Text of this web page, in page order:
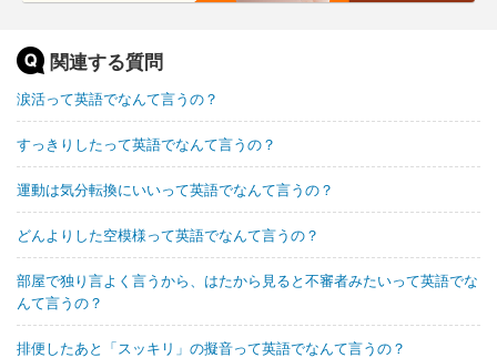
関連する質問
涙活って英語でなんて言うの？
すっきりしたって英語でなんて言うの？
運動は気分転換にいいって英語でなんて言うの？
どんよりした空模様って英語でなんて言うの？
部屋で独り言よく言うから、はたから見ると不審者みたいって英語でな
んて言うの？
排便したあと「スッキリ」の擬音って英語でなんて言うの？